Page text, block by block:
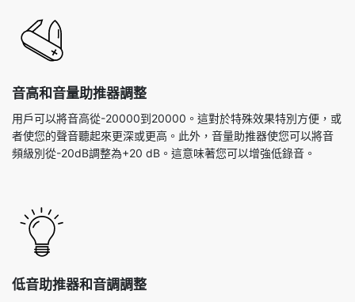
音高和音量助推器調整
用戶可以將音高從-20000到20000。這對於特殊效果特別方便，或
者使您的聲音聽起來更深或更高。此外，音量助推器使您可以將音
頻級別從-20dB調整為+20 dB。這意味著您可以增強低錄音。
低音助推器和音調調整